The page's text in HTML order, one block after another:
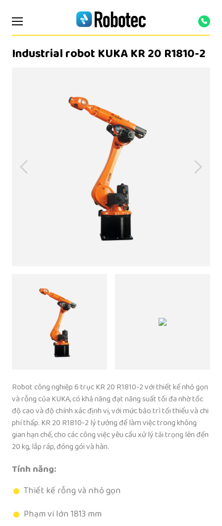
Industrial robot KUKA KR 20 R1810-2
Robot công nghiệp 6 trục KR 20 R1810-2 với thiết kế nhỏ gọn
và rỗng của KUKA, có khả năng đạt năng suất tối đa nhờ tốc
độ cao và độ chính xác định vị, với mức bảo trì tối thiểu và chi
phí thấp. KR 20 R1810-2 lý tưởng để làm việc trong không
gian hạn chế, cho các công việc yêu cầu xử lý tải trọng lên đến
20 kg, lắp ráp, đóng gói và hàn.
Tính năng:
Thiết kế rỗng và nhỏ gọn
Phạm vi lớn 1813 mm